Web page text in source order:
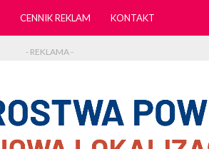
CENNIK REKLAM KONTAKT
- REKLAMA -